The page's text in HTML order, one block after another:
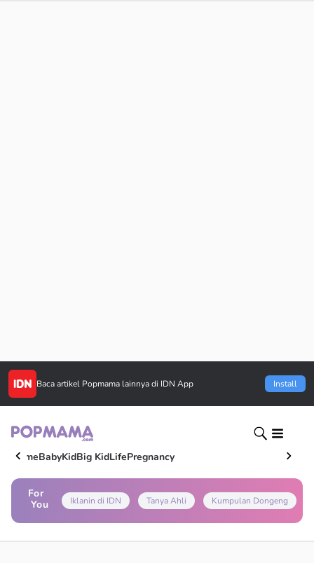
Baca artikel Popmama lainnya di IDN App Install
HomeBabyKidBig KidLifePregnancy
For
You
Iklanin di IDN Tanya Ahli Kumpulan Dongeng